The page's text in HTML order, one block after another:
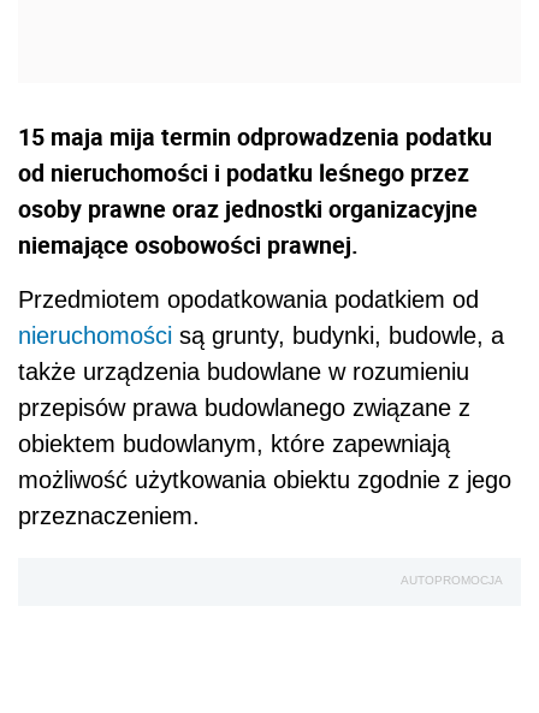
15 maja mija termin odprowadzenia podatku
od nieruchomości i podatku leśnego przez
osoby prawne oraz jednostki organizacyjne
niemające osobowości prawnej.
Przedmiotem opodatkowania podatkiem od
nieruchomości są grunty, budynki, budowle, a
także urządzenia budowlane w rozumieniu
przepisów prawa budowlanego związane z
obiektem budowlanym, które zapewniają
możliwość użytkowania obiektu zgodnie z jego
przeznaczeniem.
AUTOPROMOCJA